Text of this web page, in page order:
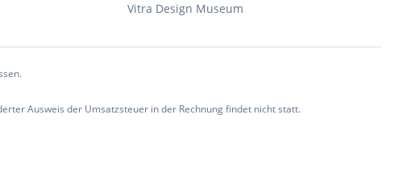
Vitra Design Museum
Ausweis der Umsatzsteuer in der Rechnung findet nicht statt.